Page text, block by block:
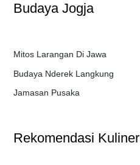
Budaya Jogja
Mitos Larangan Di Jawa
Budaya Nderek Langkung
Jamasan Pusaka
Rekomendasi Kuliner